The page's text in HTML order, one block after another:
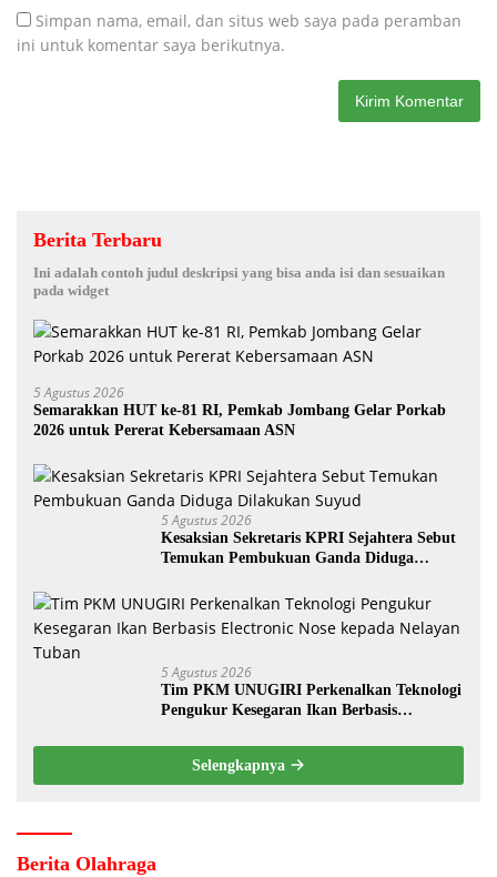
Simpan nama, email, dan situs web saya pada peramban
ini untuk komentar saya berikutnya.
Berita Terbaru
Ini adalah contoh judul deskripsi yang bisa anda isi dan sesuaikan
pada widget
5 Agustus 2026
Semarakkan HUT ke-81 RI, Pemkab Jombang Gelar Porkab
2026 untuk Pererat Kebersamaan ASN
5 Agustus 2026
Kesaksian Sekretaris KPRI Sejahtera Sebut
Temukan Pembukuan Ganda Diduga
5 Agustus 2026
Tim PKM UNUGIRI Perkenalkan Teknologi
Pengukur Kesegaran Ikan Berbasis
Selengkapnya
Berita Olahraga